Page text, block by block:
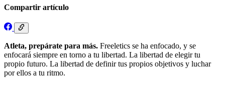
Compartir artículo
Atleta, prepárate para más. Freeletics se ha enfocado, y se
enfocará siempre en torno a tu libertad. La libertad de elegir tu
propio futuro. La libertad de definir tus propios objetivos y luchar
por ellos a tu ritmo.